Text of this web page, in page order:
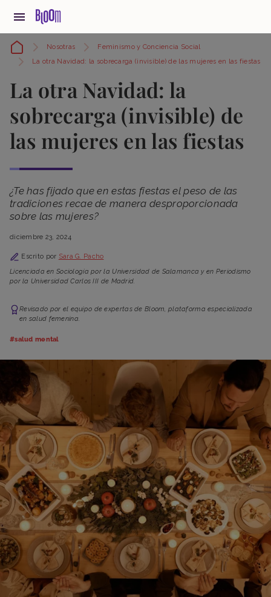
Nosotras
Feminismo y Conciencia Social
La otra Navidad: la sobrecarga (invisible) de las mujeres en las fiestas
La otra Navidad: la
sobrecarga (invisible) de
las mujeres en las fiestas
¿Te has fijado que en estas fiestas el peso de las
tradiciones recae de manera desproporcionada
sobre las mujeres?
diciembre 23, 2024
Escrito por Sara G. Pacho
Licenciada en Sociología por la Universidad de Salamanca y en Periodismo
por la Universidad Carlos III de Madrid.
Revisado por el equipo de expertas de Bloom, plataforma especializada
en salud femenina.
#salud mental